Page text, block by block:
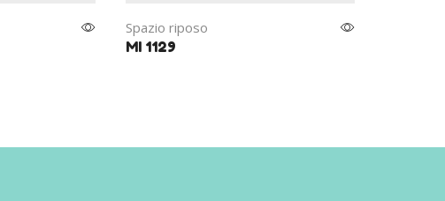
Spazio riposo
MI 1129